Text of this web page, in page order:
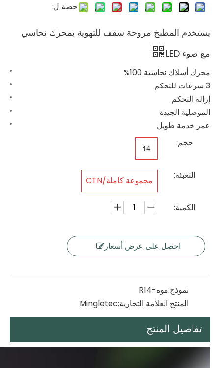
حصة ل:
يستخدم المطبخ مروحة سقف للتهوية بمحرك نحاسي
مع ضوء LED
محرك أسلاك نحاسية 100%
3 سرعات للتحكم
إزالة التحكم
الموصلية الجيدة
عمر خدمة طويل
حجم:
التعبئة: مجموعة كاملة/CTN
الكمية:
احصل على عرض أسعار
نموذج:موه-R14
المنتج العلامة التجارية:Mingletec
تفاصيل المنتج